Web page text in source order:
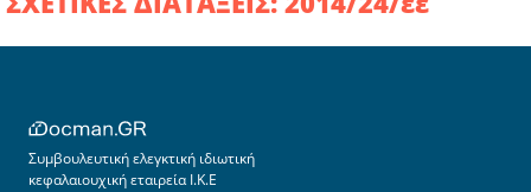
Συμβουλευτική ελεγκτική ιδιωτική
κεφαλαιουχική εταιρεία Ι.Κ.Ε